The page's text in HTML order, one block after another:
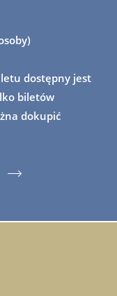
dostępny jest
biletów
dokupić